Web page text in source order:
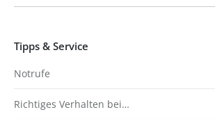
Tipps & Service
Notrufe
Richtiges Verhalten bei…